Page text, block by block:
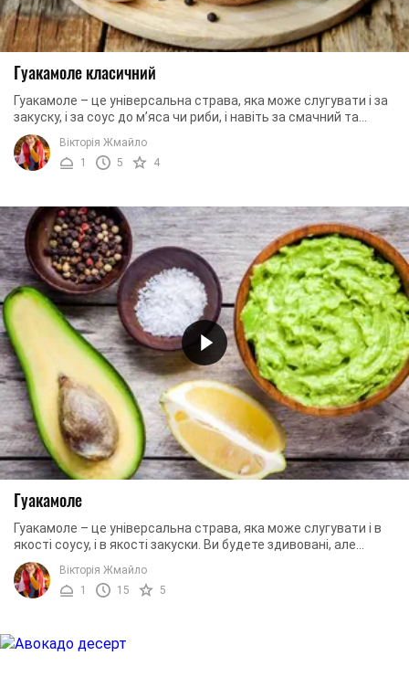
Гуакамоле класичний
Гуакамоле – це універсальна страва, яка може слугувати і за
закуску, і за соус до м’яса чи риби, і навіть за смачний та
оригінальний гарнір. Рецепт ...
Вікторія Жмайло
1
5 4
Гуакамоле
Гуакамоле – це універсальна страва, яка може слугувати і в
якості соусу, і в якості закуски. Ви будете здивовані, але
гуакамоле також можна вживати і ...
Вікторія Жмайло
1
15 5